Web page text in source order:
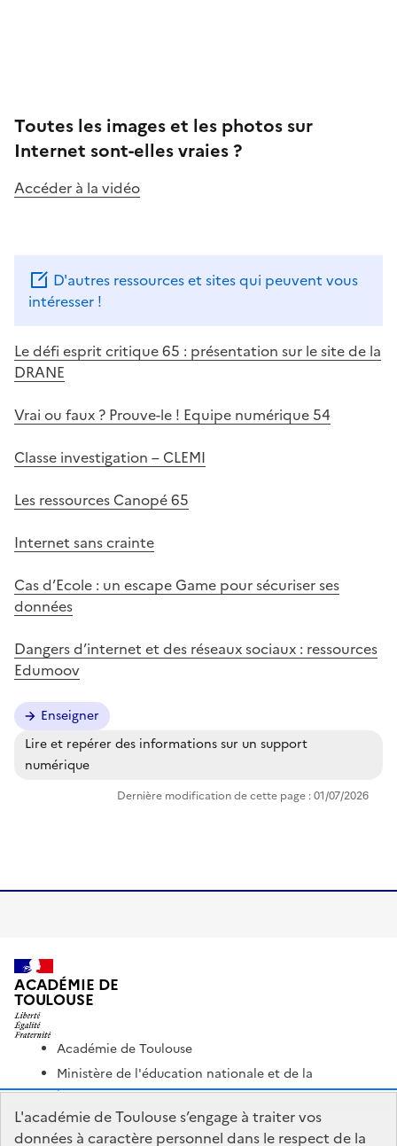
Toutes les images et les photos sur
Internet sont-elles vraies ?
Accéder à la vidéo
D'autres ressources et sites qui peuvent vous
intéresser !
Le défi esprit critique 65 : présentation sur le site de la
DRANE
Vrai ou faux ? Prouve-le ! Equipe numérique 54
Classe investigation – CLEMI
Les ressources Canopé 65
Internet sans crainte
Cas d’Ecole : un escape Game pour sécuriser ses
données
Dangers d’internet et des réseaux sociaux : ressources
Edumoov
Enseigner
Lire et repérer des informations sur un support
numérique
Dernière modification de cette page : 01/07/2026
ACADÉMIE DE
TOULOUSE
Académie de Toulouse
Ministère de l'éducation nationale et de la
jeunesse
Ministère de l'enseignement supérieur et de la
recherche
L'académie de Toulouse s’engage à traiter vos
données à caractère personnel dans le respect de la